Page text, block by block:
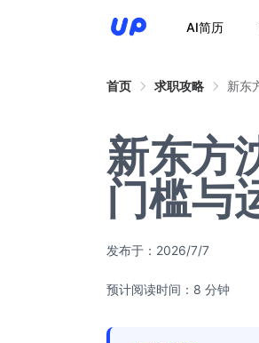
AI简历
首页 求职攻略 新东
新东方
门槛与
发布于： 2026/7/7
预计阅读时间：8 分钟